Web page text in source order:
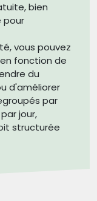
bien
pour
vous pouvez
fonction de
du
d'améliorer
par
jour,
structurée